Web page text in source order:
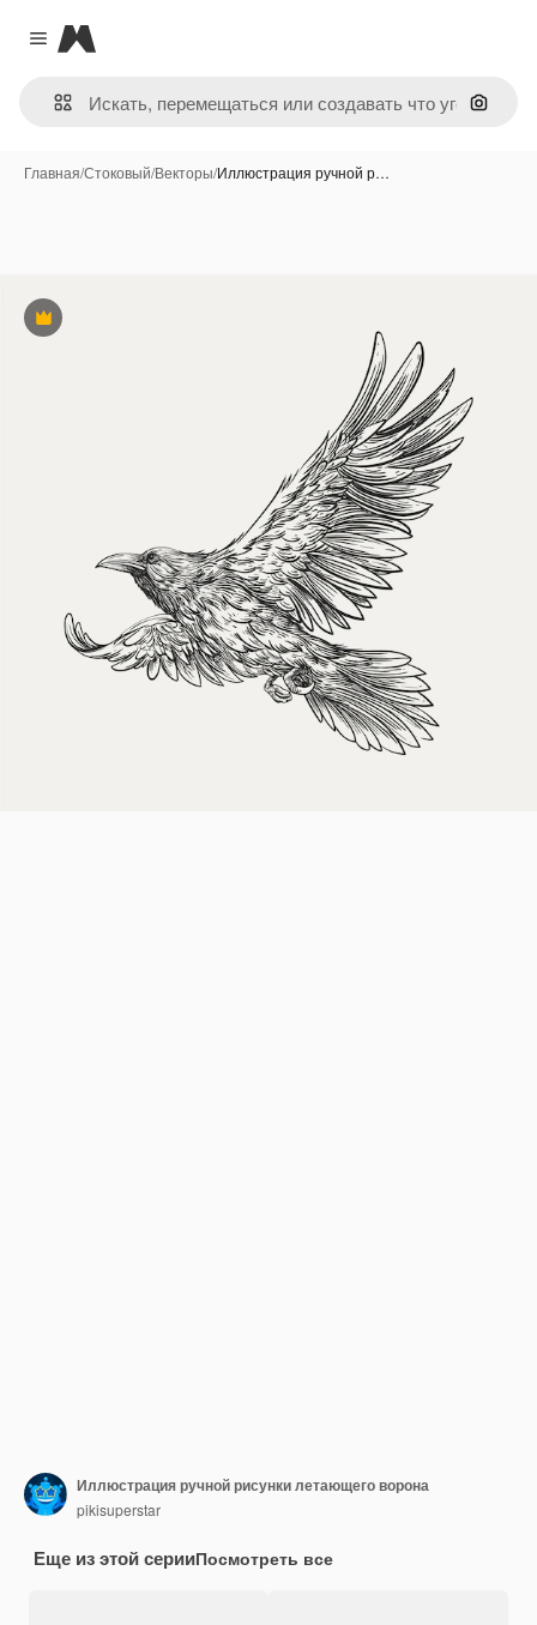
Close menu
Magnific
Поиск
Главная/Стоковый/Векторы/Иллюстрация ручной р…
Премиум
Иллюстрация ручной рисунки летающего ворона
pikisuperstar
Еще из этой серииПосмотреть все